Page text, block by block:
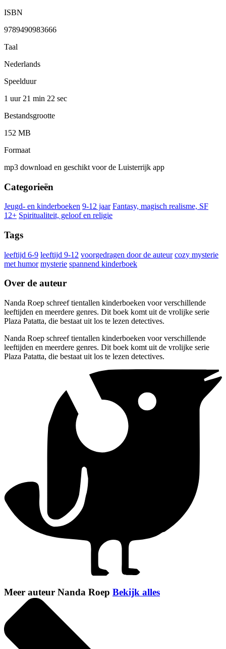
ISBN
9789490983666
Taal
Nederlands
Speelduur
1 uur 21 min 22 sec
Bestandsgrootte
152 MB
Formaat
mp3 download en geschikt voor de Luisterrijk app
Categorieën
Jeugd- en kinderboeken 9-12 jaar Fantasy, magisch realisme, SF
12+ Spiritualiteit, geloof en religie
Tags
leeftijd 6-9 leeftijd 9-12 voorgedragen door de auteur cozy mysterie
met humor mysterie spannend kinderboek
Over de auteur
Nanda Roep schreef tientallen kinderboeken voor verschillende
leeftijden en meerdere genres. Dit boek komt uit de vrolijke serie
Plaza Patatta, die bestaat uit los te lezen detectives.
Nanda Roep schreef tientallen kinderboeken voor verschillende
leeftijden en meerdere genres. Dit boek komt uit de vrolijke serie
Plaza Patatta, die bestaat uit los te lezen detectives.
Meer auteur Nanda Roep Bekijk alles